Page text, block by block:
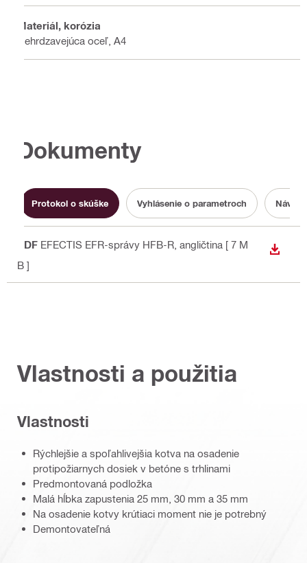
Materiál, korózia
Nehrdzavejúca oceľ, A4
Dokumenty
Protokol o skúške Vyhlásenie o parametroch Návod
PDF EFECTIS EFR-správy HFB-R , angličtina [ 7 M
B ]
Vlastnosti a použitia
Vlastnosti
Rýchlejšie a spoľahlivejšia kotva na osadenie
protipožiarnych dosiek v betóne s trhlinami
Predmontovaná podložka
Malá hĺbka zapustenia 25 mm, 30 mm a 35 mm
Na osadenie kotvy krútiaci moment nie je potrebný
Demontovateľná